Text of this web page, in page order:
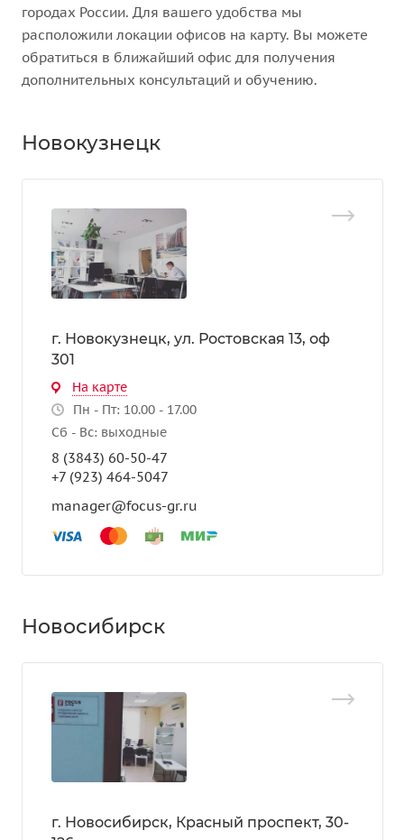
городах России. Для вашего удобства мы
расположили локации офисов на карту. Вы можете
обратиться в ближайший офис для получения
дополнительных консультаций и обучению.
Новокузнецк
г. Новокузнецк, ул. Ростовская 13, оф
301
На карте
Пн - Пт: 10.00 - 17.00
Сб - Вс: выходные
8 (3843) 60-50-47
+7 (923) 464-5047
manager@focus-gr.ru
Новосибирск
г. Новосибирск, Красный проспект, 30-